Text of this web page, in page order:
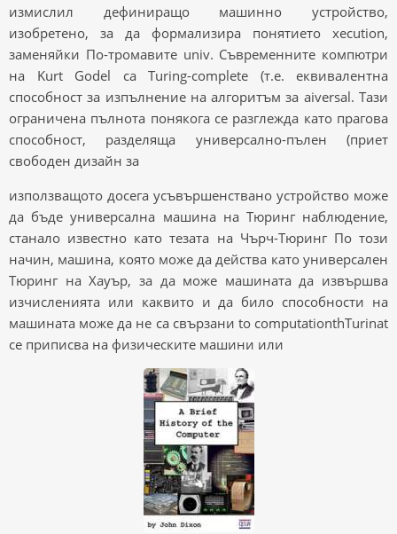
измислил дефиниращо машинно устройство,
изобретено, за да формализира понятието xecution,
заменяйки По-тромавите univ. Съвременните компютри
на Kurt Godel са Turing-complete (т.е. еквивалентна
способност за изпълнение на алгоритъм за aiversal. Тази
ограничена пълнота понякога се разглежда като прагова
способност, разделяща универсално-пълен (приет
свободен дизайн за
използващото досега усъвършенствано устройство може
да бъде универсална машина на Тюринг наблюдение,
станало известно като тезата на Чърч-Тюринг По този
начин, машина, която може да действа като универсален
Тюринг на Хауър, за да може машината да извършва
изчисленията или каквито и да било способности на
машината може да не са свързани to computationthTurinat
се приписва на физическите машини или